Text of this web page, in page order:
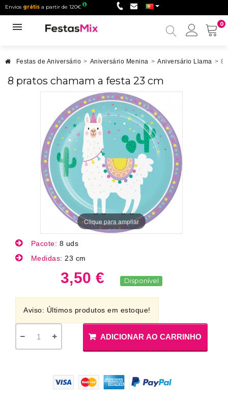
Envios grátis a partir de 120€
0
Minha
Festas de Aniversário > Aniversário Menina > Aniversário Llama > 8
8 pratos chamam a festa 23 cm
Clique para ampliar
Pacote: 8 uds
Medidas: 23 cm
3,50 € Disponível
Aviso: Últimos produtos em estoque!
ADICIONAR AO CARRINHO